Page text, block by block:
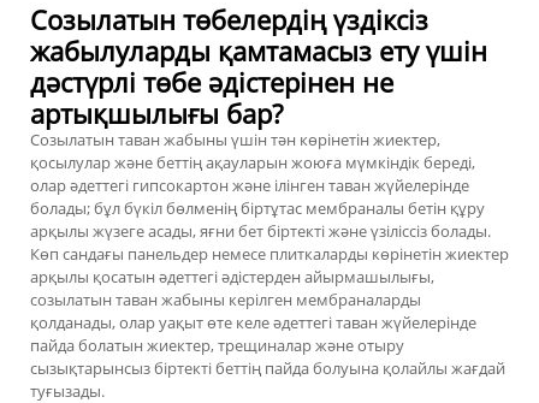
Созылатын төбелердің үздіксіз
жабылуларды қамтамасыз ету үшін
дәстүрлі төбе әдістерінен не
артықшылығы бар?
Созылатын таван жабыны үшін тән көрінетін жиектер,
қосылулар және беттің ақауларын жоюға мүмкіндік береді,
олар әдеттегі гипсокартон және ілінген таван жүйелерінде
болады; бұл бүкіл бөлменің біртұтас мембраналы бетін құру
арқылы жүзеге асады, яғни бет біртекті және үзіліссіз болады.
Көп сандағы панельдер немесе плиткаларды көрінетін жиектер
арқылы қосатын әдеттегі әдістерден айырмашылығы,
созылатын таван жабыны керілген мембраналарды
қолданады, олар уақыт өте келе әдеттегі таван жүйелерінде
пайда болатын жиектер, трещиналар және отыру
сызықтарынсыз біртекті беттің пайда болуына қолайлы жағдай
туғызады.